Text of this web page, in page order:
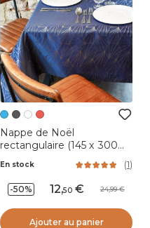
Nappe de Noël
rectangulaire (145 x 300
En stock (1)
-50% 12,50 24,99
Ajouter au panier